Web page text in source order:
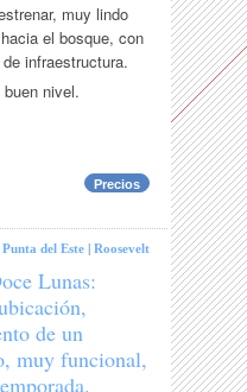
muy lindo
el bosque, con
infraestructura.
nivel.
Precios
Punta del Este |Roosevelt
Lunas:
de un
muy funcional,